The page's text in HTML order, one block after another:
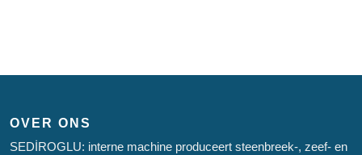
OVER ONS
SEDİROGLU: interne machine produceert steenbreek-, zeef- en